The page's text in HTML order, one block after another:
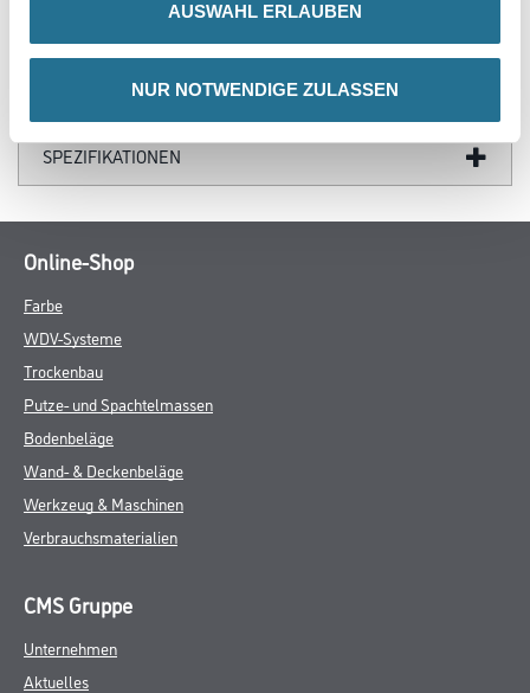
AUSWAHL ERLAUBEN
NUR NOTWENDIGE ZULASSEN
GEFAHRENHINWEISE
SPEZIFIKATIONEN
Online-Shop
Farbe
WDV-Systeme
Trockenbau
Putze- und Spachtelmassen
Bodenbeläge
Wand- & Deckenbeläge
Werkzeug & Maschinen
Verbrauchsmaterialien
CMS Gruppe
Unternehmen
Aktuelles